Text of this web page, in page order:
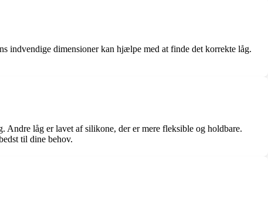
indvendige dimensioner kan hjælpe med at finde det korrekte låg.
låg er lavet af silikone, der er mere fleksible og holdbare.
til dine behov.